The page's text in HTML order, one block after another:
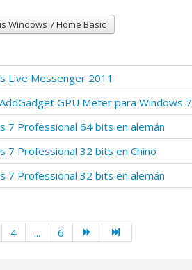
Windows 7 Home Basic
Live Messenger 2011
GPU Meter para Windows 7
7 Professional 64 bits en alemán
7 Professional 32 bits en Chino
7 Professional 32 bits en alemán
4 ... 6